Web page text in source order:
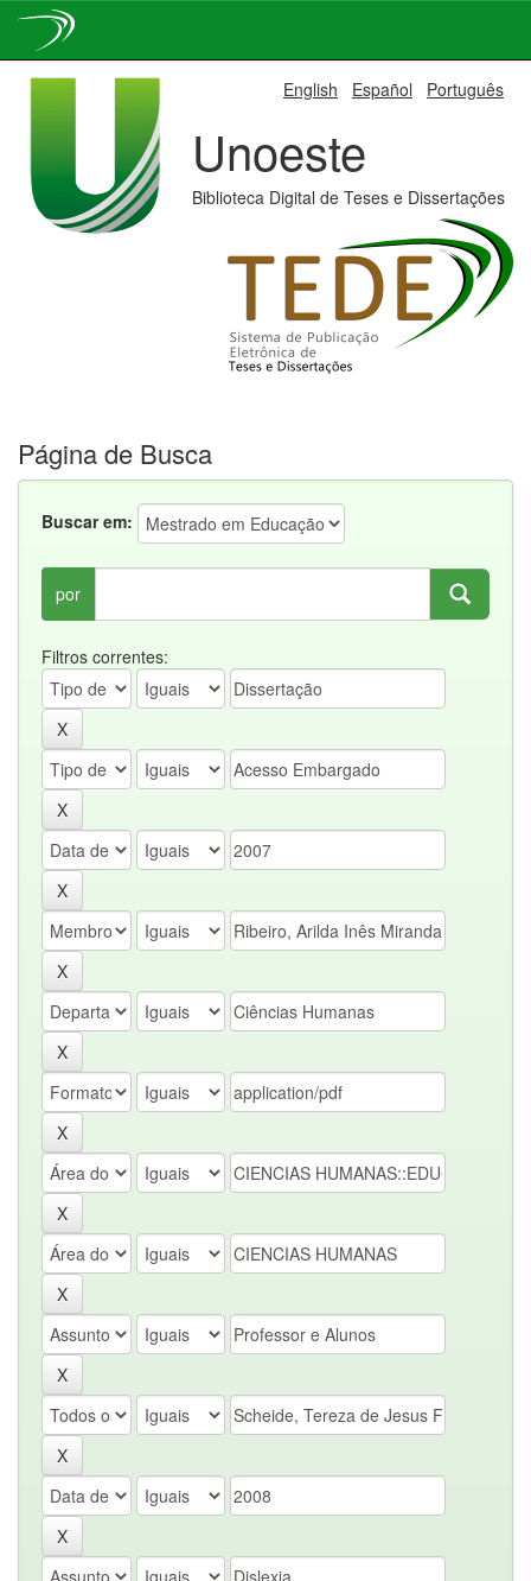
English Español Português
Unoeste
Biblioteca Digital de Teses e Dissertações
Página de Busca
Buscar em:
por
Filtros correntes: